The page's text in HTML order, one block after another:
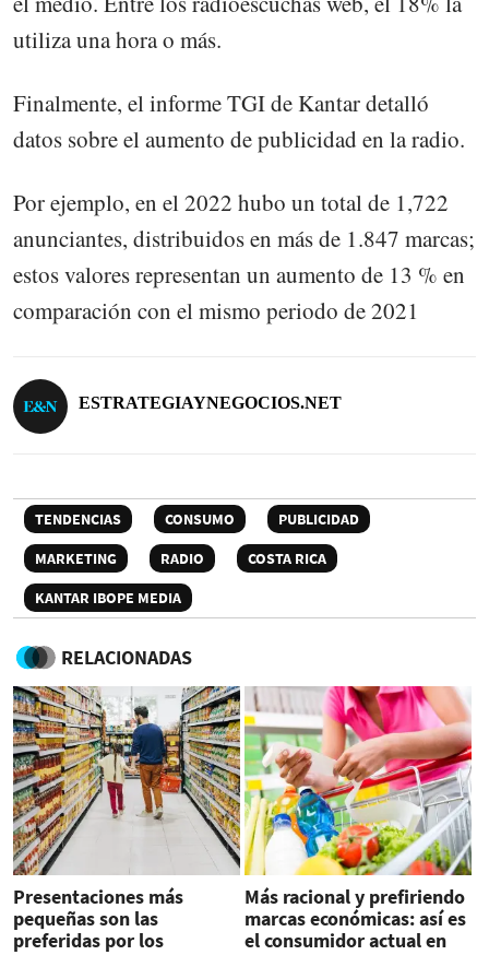
utiliza una hora o más.
Finalmente, el informe TGI de Kantar detalló
datos sobre el aumento de publicidad en la radio.
Por ejemplo, en el 2022 hubo un total de 1,722
anunciantes, distribuidos en más de 1.847 marcas;
estos valores representan un aumento de 13 % en
comparación con el mismo periodo de 2021
ESTRATEGIAYNEGOCIOS.NET
TENDENCIAS CONSUMO
PUBLICIDAD
MARKETING
RADIO
COSTA RICA
KANTAR IBOPE MEDIA
RELACIONADAS
Presentaciones más
pequeñas son las
preferidas por los
Más racional y prefiriendo
marcas económicas: así es
el consumidor actual en